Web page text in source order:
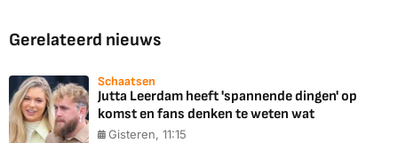
Gerelateerd nieuws
Schaatsen
Jutta Leerdam heeft 'spannende dingen' op
komst en fans denken te weten wat
Gisteren, 11:15